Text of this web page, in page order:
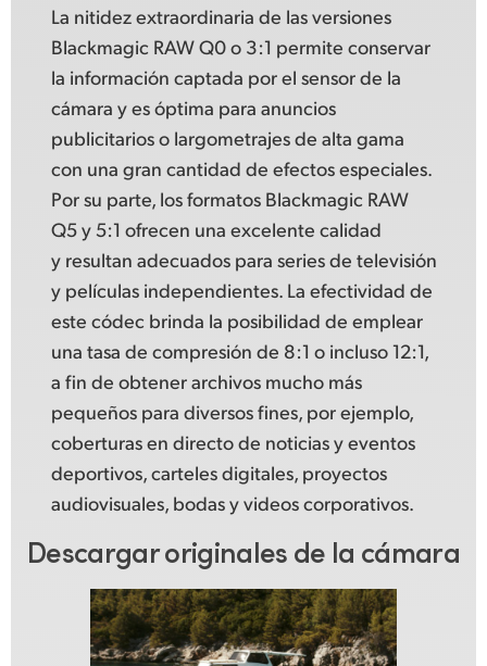
La nitidez extraordinaria de las versiones
Blackmagic RAW Q0 o 3:1 permite conservar
la información captada por el sensor de la
cámara y es óptima para anuncios
publicitarios o largometrajes de alta gama
con una gran cantidad de efectos especiales.
Por su parte, los formatos Blackmagic RAW
Q5 y 5:1 ofrecen una excelente calidad
y resultan adecuados para series de televisión
y películas independientes. La efectividad de
este códec brinda la posibilidad de emplear
una tasa de compresión de 8:1 o incluso 12:1,
a fin de obtener archivos mucho más
pequeños para diversos fines, por ejemplo,
coberturas en directo de noticias y eventos
deportivos, carteles digitales, proyectos
audiovisuales, bodas y videoscorporativos.
Descargar originales de la cámara